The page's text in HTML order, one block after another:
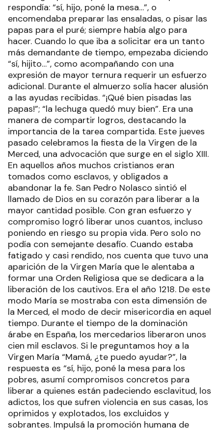
respondía: “sí, hijo, poné la mesa…”, o
encomendaba preparar las ensaladas, o pisar las
papas para el puré; siempre había algo para
hacer. Cuando lo que iba a solicitar era un tanto
más demandante de tiempo, empezaba diciendo
“sí, hijito…”, como acompañando con una
expresión de mayor ternura requerir un esfuerzo
adicional. Durante el almuerzo solía hacer alusión
a las ayudas recibidas. “¡Qué bien pisadas las
papas!”; “la lechuga quedó muy bien”. Era una
manera de compartir logros, destacando la
importancia de la tarea compartida. Este jueves
pasado celebramos la fiesta de la Virgen de la
Merced, una advocación que surge en el siglo XIII.
En aquellos años muchos cristianos eran
tomados como esclavos, y obligados a
abandonar la fe. San Pedro Nolasco sintió el
llamado de Dios en su corazón para liberar a la
mayor cantidad posible. Con gran esfuerzo y
compromiso logró liberar unos cuantos, incluso
poniendo en riesgo su propia vida. Pero solo no
podía con semejante desafío. Cuando estaba
fatigado y casi rendido, nos cuenta que tuvo una
aparición de la Virgen María que le alentaba a
formar una Orden Religiosa que se dedicara a la
liberación de los cautivos. Era el año 1218. De este
modo María se mostraba con esta dimensión de
la Merced, el modo de decir misericordia en aquel
tiempo. Durante el tiempo de la dominación
árabe en España, los mercedarios liberaron unos
cien mil esclavos. Si le preguntamos hoy a la
Virgen María “Mamá, ¿te puedo ayudar?”, la
respuesta es “sí, hijo, poné la mesa para los
pobres, asumí compromisos concretos para
liberar a quienes están padeciendo esclavitud, los
adictos, los que sufren violencia en sus casas, los
oprimidos y explotados, los excluidos y
sobrantes. Impulsá la promoción humana de